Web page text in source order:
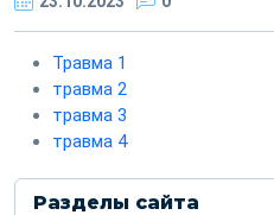
Травма 1
травма 2
травма 3
травма 4
Разделы сайта